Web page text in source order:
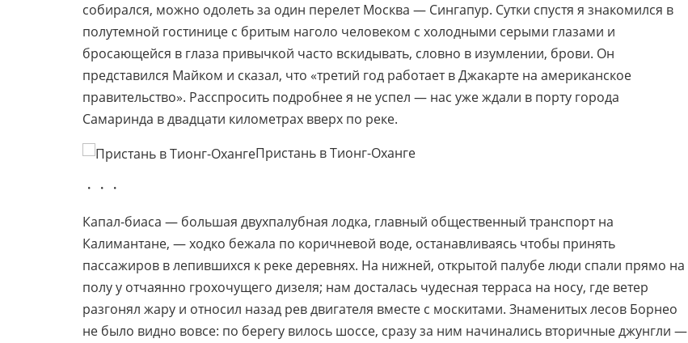
собирался, можно одолеть за один перелет Москва — Сингапур. Сутки спустя я знакомился в
полутемной гостинице с бритым наголо человеком с холодными серыми глазами и
бросающейся в глаза привычкой часто вскидывать, словно в изумлении, брови. Он
представился Майком и сказал, что «третий год работает в Джакарте на американское
правительство». Расспросить подробнее я не успел — нас уже ждали в порту города
Самаринда в двадцати километрах вверх по реке.
Пристань в Тионг-Оханге
・・・
Капал-биаса — большая двухпалубная лодка, главный общественный транспорт на
Калимантане, — ходко бежала по коричневой воде, останавливаясь чтобы принять
пассажиров в лепившихся к реке деревнях. На нижней, открытой палубе люди спали прямо на
полу у отчаянно грохочущего дизеля; нам досталась чудесная терраса на носу, где ветер
разгонял жару и относил назад рев двигателя вместе с москитами. Знаменитых лесов Борнео
не было видно вовсе: по берегу вилось шоссе, сразу за ним начинались вторичные джунгли —